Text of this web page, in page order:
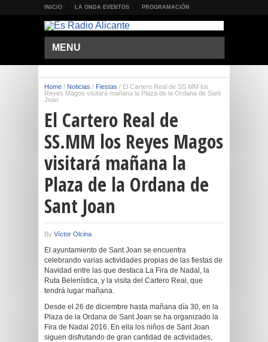
INICIO LA ONDA EVENTOS PROGRAMACIÓN
MENU
Home / Noticias / Fiestas / El Cartero Real de SS.MM los
Reyes Magos visitará mañana la Plaza de la Ordana de Sant
Joan
El Cartero Real de
SS.MM los Reyes Magos
visitará mañana la
Plaza de la Ordana de
Sant Joan
By Víctor Olcina
El ayuntamiento de Sant Joan se encuentra
celebrando varias actividades propias de las fiestas de
Navidad entre las que destaca La Fira de Nadal, la
Ruta Belenística, y la visita del Cartero Real, que
tendrá lugar mañana.
Desde el 26 de diciembre hasta mañana día 30, en la
Plaza de la Ordana de Sant Joan se ha organizado la
Fira de Nadal 2016. En ella los niños de Sant Joan
siguen disfrutando de gran cantidad de actividades,